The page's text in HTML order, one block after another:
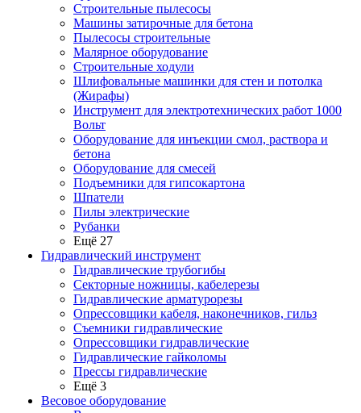
Строительные пылесосы
Машины затирочные для бетона
Пылесосы строительные
Малярное оборудование
Строительные ходули
Шлифовальные машинки для стен и потолка
(Жирафы)
Инструмент для электротехнических работ 1000
Вольт
Оборудование для инъекции смол, раствора и
бетона
Оборудование для смесей
Подъемники для гипсокартона
Шпатели
Пилы электрические
Рубанки
Ещё 27
Гидравлический инструмент
Гидравлические трубогибы
Секторные ножницы, кабелерезы
Гидравлические арматурорезы
Опрессовщики кабеля, наконечников, гильз
Съемники гидравлические
Опрессовщики гидравлические
Гидравлические гайколомы
Прессы гидравлические
Ещё 3
Весовое оборудование